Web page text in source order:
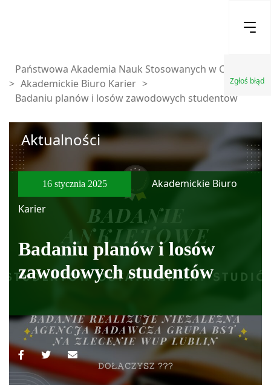
Zgłoś błąd
Państwowa Akademia Nauk Stosowanych w Chełmie
> Akademickie Biuro Karier >
Badaniu planów i losów zawodowych studentów
Aktualności
16 stycznia 2025
Akademickie Biuro
Karier
Badaniu planów i losów
zawodowych studentów